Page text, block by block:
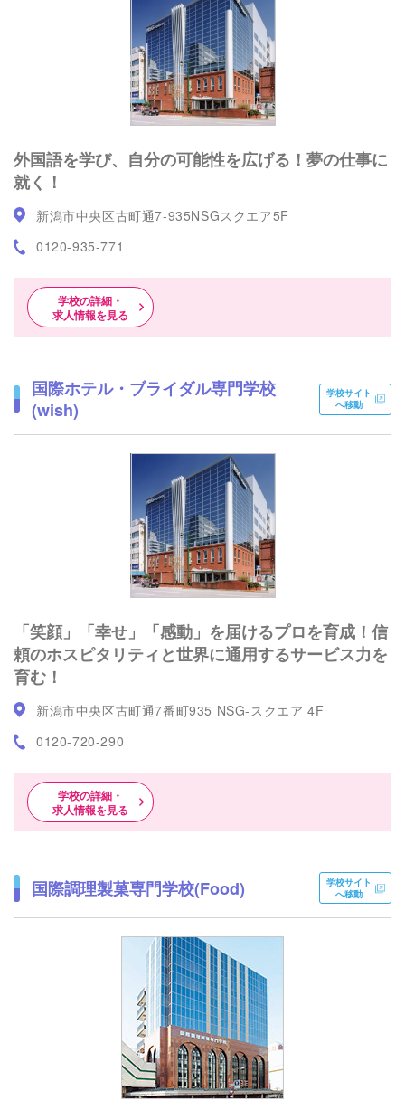
外国語を学び、自分の可能性を広げる！夢の仕事に
就く！
新潟市中央区古町通7-935NSGスクエア5F
0120-935-771
学校の詳細・
求人情報を見る
国際ホテル・ブライダル専門学校
(wish)
学校サイト
へ移動
「笑顔」「幸せ」「感動」を届けるプロを育成！信
頼のホスピタリティと世界に通用するサービス力を
育む！
新潟市中央区古町通7番町935 NSG-スクエア 4F
0120-720-290
学校の詳細・
求人情報を見る
国際調理製菓専門学校(Food)
学校サイト
へ移動